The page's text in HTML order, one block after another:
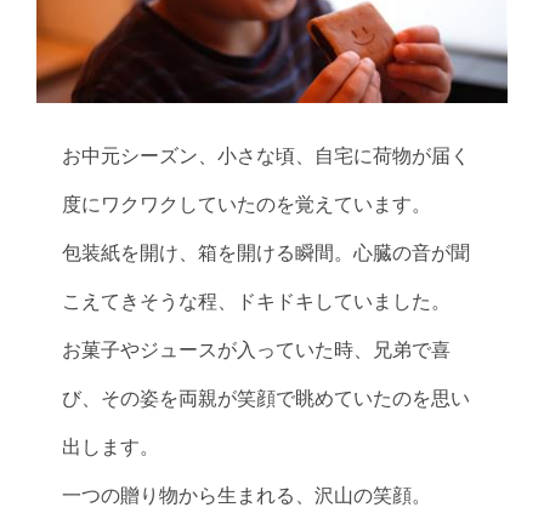
お中元シーズン、小さな頃、自宅に荷物が届く
度にワクワクしていたのを覚えています。
包装紙を開け、箱を開ける瞬間。心臓の音が聞
こえてきそうな程、ドキドキしていました。
お菓子やジュースが入っていた時、兄弟で喜
び、その姿を両親が笑顔で眺めていたのを思い
出します。
一つの贈り物から生まれる、沢山の笑顔。